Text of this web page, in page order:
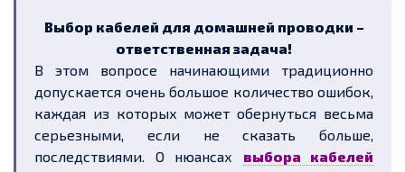
Выбор кабелей для домашней проводки –
ответственная задача!
В этом вопросе начинающими традиционно
допускается очень большое количество ошибок,
каждая из которых может обернуться весьма
серьезными, если не сказать больше,
последствиями. О нюансах выбора кабелей